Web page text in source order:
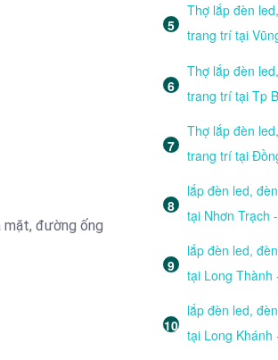
mặt, đường ống
Thợ lắp đèn
trang trí tại
Thợ lắp đèn
trang trí tại Tp
Thợ lắp đèn
trang trí tại
lắp đèn led,
tại Nhơn Trạch -
lắp đèn led,
tại Long Thành
lắp đèn led,
tại Long Khánh